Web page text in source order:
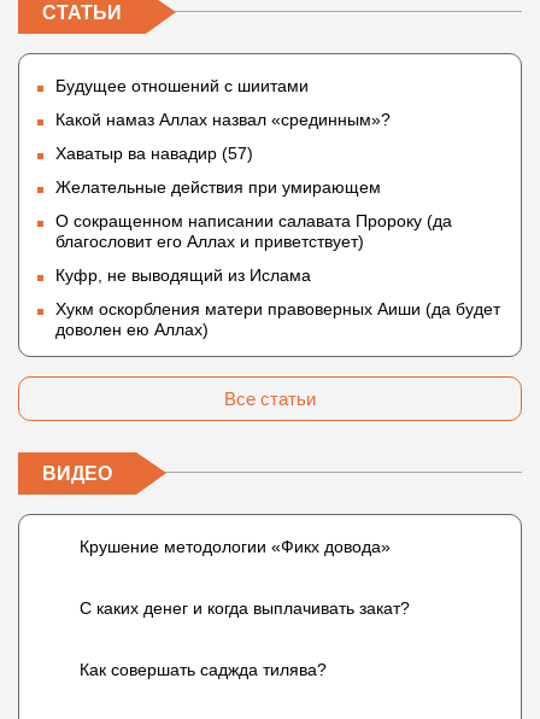
СТАТЬИ
Будущее отношений с шиитами
Какой намаз Аллах назвал «срединным»?
Хаватыр ва навадир (57)
Желательные действия при умирающем
О сокращенном написании салавата Пророку (да
благословит его Аллах и приветствует)
Куфр, не выводящий из Ислама
Хукм оскорбления матери правоверных Аиши (да будет
доволен ею Аллах)
Все статьи
ВИДЕО
Крушение методологии «Фикх довода»
С каких денег и когда выплачивать закат?
Как совершать саджда тилява?